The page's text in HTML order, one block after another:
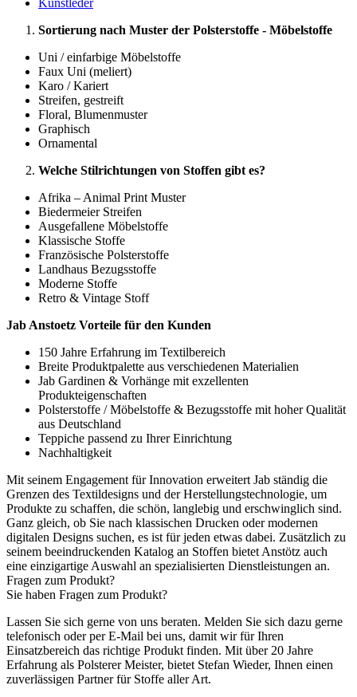
Sortierung nach Muster der Polsterstoffe - Möbelstoffe
Uni / einfarbige Möbelstoffe
Faux Uni (meliert)
Karo / Kariert
Streifen, gestreift
Floral, Blumenmuster
Graphisch
Ornamental
Welche Stilrichtungen von Stoffen gibt es?
Afrika – Animal Print Muster
Biedermeier Streifen
Ausgefallene Möbelstoffe
Klassische Stoffe
Französische Polsterstoffe
Landhaus Bezugsstoffe
Moderne Stoffe
Retro & Vintage Stoff
Jab Anstoetz Vorteile für den Kunden
150 Jahre Erfahrung im Textilbereich
Breite Produktpalette aus verschiedenen Materialien
Jab Gardinen & Vorhänge mit exzellenten
Produkteigenschaften
Polsterstoffe / Möbelstoffe & Bezugsstoffe mit hoher Qualität
aus Deutschland
Teppiche passend zu Ihrer Einrichtung
Nachhaltigkeit
Mit seinem Engagement für Innovation erweitert Jab ständig die
Grenzen des Textildesigns und der Herstellungstechnologie, um
Produkte zu schaffen, die schön, langlebig und erschwinglich sind.
Ganz gleich, ob Sie nach klassischen Drucken oder modernen
digitalen Designs suchen, es ist für jeden etwas dabei. Zusätzlich zu
seinem beeindruckenden Katalog an Stoffen bietet Anstötz auch
eine einzigartige Auswahl an spezialisierten Dienstleistungen an.
Fragen zum Produkt?
Sie haben Fragen zum Produkt?
Lassen Sie sich gerne von uns beraten. Melden Sie sich dazu gerne
telefonisch oder per E-Mail bei uns, damit wir für Ihren
Einsatzbereich das richtige Produkt finden. Mit über 20 Jahre
Erfahrung als Polsterer Meister, bietet Stefan Wieder, Ihnen einen
zuverlässigen Partner für Stoffe aller Art.